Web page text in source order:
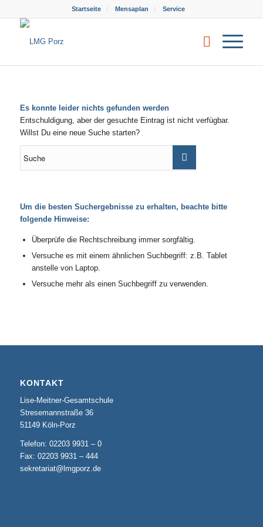
Startseite Mensaplan Service
Es konnte leider nichts gefunden werden
Entschuldigung, aber der gesuchte Eintrag ist nicht verfügbar.
Willst Du eine neue Suche starten?
Um die besten Suchergebnisse zu erhalten, beachte bitte
folgende Hinweise:
Überprüfe die Rechtschreibung immer sorgfältig.
Versuche es mit einem ähnlichen Suchbegriff: z.B. Tablet
anstelle von Laptop.
Versuche mehr als einen Suchbegriff zu verwenden.
KONTAKT
Lise-Meitner-Gesamtschule
Stresemannstraße 36
51149 Köln-Porz
Telefon: 02203 9931 – 0
Fax: 02203 9931 – 444
sekretariat@lmgporz.de